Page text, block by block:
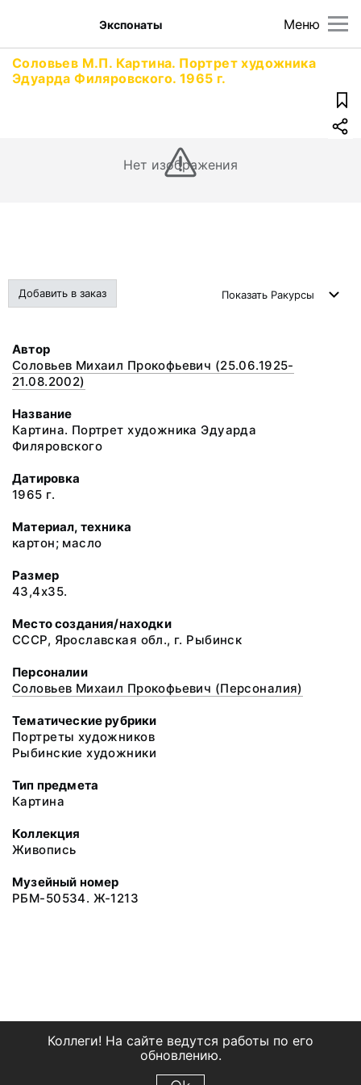
Меню
Экспонаты
Соловьев М.П. Картина. Портрет художника
Эдуарда Филяровского. 1965 г.
Нет изображения
Добавить в заказ Показать Ракурсы
Автор
Соловьев Михаил Прокофьевич (25.06.1925-
21.08.2002)
Название
Картина. Портрет художника Эдуарда
Филяровского
Датировка
1965 г.
Материал, техника
картон; масло
Размер
43,4x35.
Место создания/находки
СССР, Ярославская обл., г. Рыбинск
Персоналии
Соловьев Михаил Прокофьевич (Персоналия)
Тематические рубрики
Портреты художников
Рыбинские художники
Тип предмета
Картина
Коллекция
Живопись
Музейный номер
РБМ-50534. Ж-1213
Коллеги! На сайте ведутся работы по его
обновлению.